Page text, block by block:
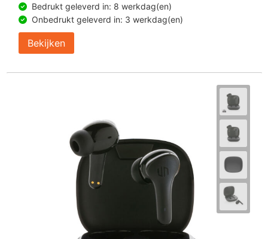
Bedrukt geleverd in: 8 werkdag(en)
Onbedrukt geleverd in: 3 werkdag(en)
Bekijken